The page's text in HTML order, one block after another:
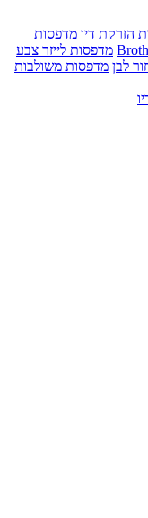
הזרקת דיו מדפסות
מדפסות לייזר צבע
לבן מדפסות משולבות